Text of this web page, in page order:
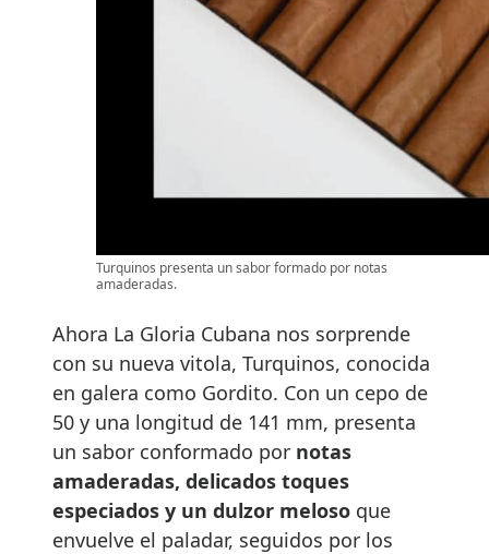
Turquinos presenta un sabor formado por notas
amaderadas.
Ahora La Gloria Cubana nos sorprende
con su nueva vitola, Turquinos, conocida
en galera como Gordito. Con un cepo de
50 y una longitud de 141 mm, presenta
un sabor conformado por notas
amaderadas, delicados toques
especiados y un dulzor meloso que
envuelve el paladar, seguidos por los